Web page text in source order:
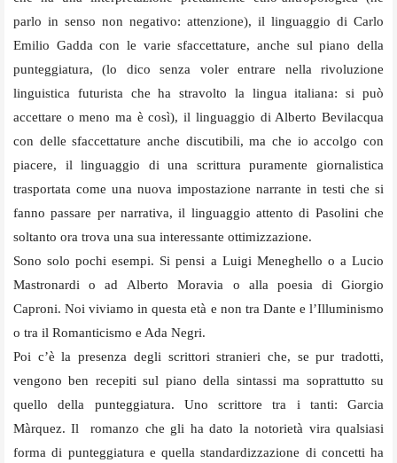
parlo in senso non negativo: attenzione), il linguaggio di Carlo
Emilio Gadda con le varie sfaccettature, anche sul piano della
punteggiatura, (lo dico senza voler entrare nella rivoluzione
linguistica futurista che ha stravolto la lingua italiana: si può
accettare o meno ma è così), il linguaggio di Alberto Bevilacqua
con delle sfaccettature anche discutibili, ma che io accolgo con
piacere, il linguaggio di una scrittura puramente giornalistica
trasportata come una nuova impostazione narrante in testi che si
fanno passare per narrativa, il linguaggio attento di Pasolini che
soltanto ora trova una sua interessante ottimizzazione.
Sono solo pochi esempi. Si pensi a Luigi Meneghello o a Lucio
Mastronardi o ad Alberto Moravia o alla poesia di Giorgio
Caproni. Noi viviamo in questa età e non tra Dante e l’Illuminismo
o tra il Romanticismo e Ada Negri.
Poi c’è la presenza degli scrittori stranieri che, se pur tradotti,
vengono ben recepiti sul piano della sintassi ma soprattutto su
quello della punteggiatura. Uno scrittore tra i tanti: Garcia
Màrquez. Il romanzo che gli ha dato la notorietà vira qualsiasi
forma di punteggiatura e quella standardizzazione di concetti ha